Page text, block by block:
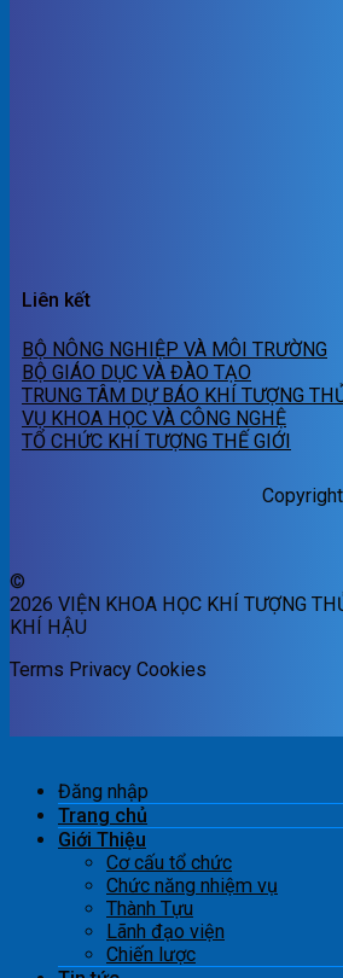
Liên kết
BỘ NÔNG NGHIỆP VÀ MÔI TRƯỜNG
BỘ GIÁO DỤC VÀ ĐÀO TẠO
TRUNG TÂM DỰ BÁO KHÍ TƯỢNG
VỤ KHOA HỌC VÀ CÔNG NGHỆ
TỔ CHỨC KHÍ TƯỢNG THẾ GIỚI
©
2026 VIỆN KHOA HỌC KHÍ TƯỢNG
KHÍ HẬU
Terms Privacy Cookies
Đăng nhập
Trang chủ
Giới Thiệu
Cơ cấu tổ chức
Chức năng nhiệm vụ
Thành Tựu
Lãnh đạo viện
Chiến lược